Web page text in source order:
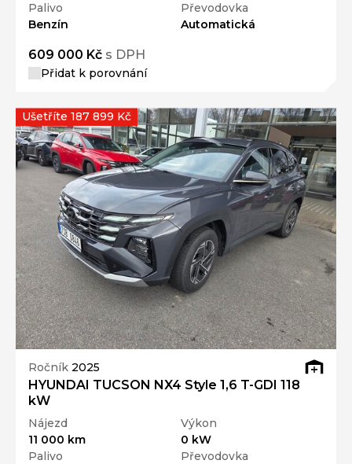
Palivo
Benzín
Převodovka
Automatická
609 000 Kč s DPH
Přidat k porovnání
Ročník 2025
HYUNDAI TUCSON NX4 Style 1,6 T-GDI 118
kW
Nájezd
11 000 km
Výkon
0 kW
Palivo
Převodovka
Ušetříte 187 899 Kč